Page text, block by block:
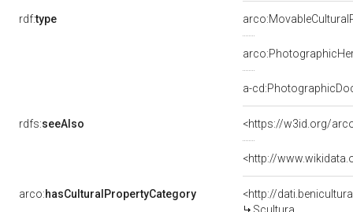
rdf:type
a-
rdfs:seeAlso <https://w3id.org/
<http://
arco:hasCulturalPropertyCategory
<http://